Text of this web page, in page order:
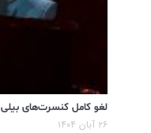
لغو کامل کنسرت‌های
۲۶ آبان ۱۴۰۴